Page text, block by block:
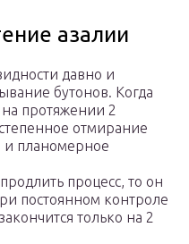
азалии
давно и
бутонов. Когда
протяжении 2
отмирание
и планомерное
процесс, то он
постоянном контроле
только на 2